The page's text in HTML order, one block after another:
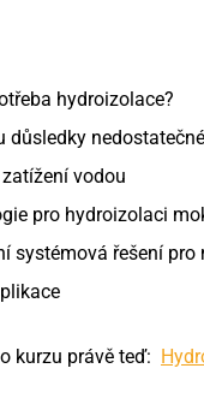
hydroizolace?
důsledky
vodou
pro hydroizolaci
systémová řešení pro
kurzu právě teď: